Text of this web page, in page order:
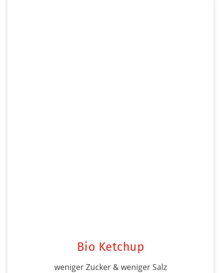
Bio Ketchup
weniger Zucker & weniger Salz